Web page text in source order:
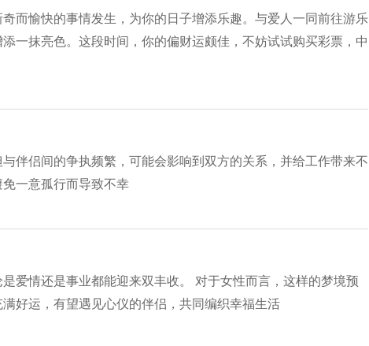
而愉快的事情发生，为你的日子增添乐趣。与爱人一同前往游乐
一抹亮色。这段时间，你的偏财运颇佳，不妨试试购买彩票，中
伴侣间的争执频繁，可能会影响到双方的关系，并给工作带来不
一意孤行而导致不幸
爱情还是事业都能迎来双丰收。 对于女性而言，这样的梦境预
好运，有望遇见心仪的伴侣，共同编织幸福生活